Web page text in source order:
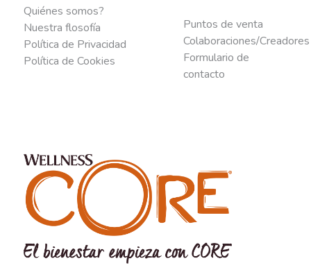
Quiénes somos?
Nuestra flosofía
Política de Privacidad
Política de Cookies
Puntos de venta
Colaboraciones/Creadores
Formulario de
contacto